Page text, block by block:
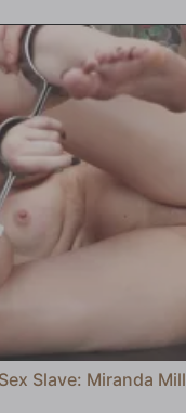
Slave: Miranda